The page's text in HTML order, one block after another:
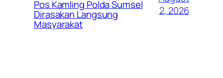
Pos Kamling Polda Sumsel
Dirasakan Langsung
Masyarakat
2, 2026